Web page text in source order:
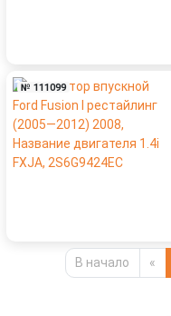
№ 111099
В начало «